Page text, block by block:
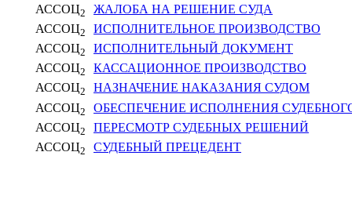
АССОЦ2
ЖАЛОБА НА РЕШЕНИЕ СУДА
АССОЦ2
ИСПОЛНИТЕЛЬНОЕ ПРОИЗВОДСТВО
АССОЦ2
ИСПОЛНИТЕЛЬНЫЙ ДОКУМЕНТ
АССОЦ2
КАССАЦИОННОЕ ПРОИЗВОДСТВО
АССОЦ2
НАЗНАЧЕНИЕ НАКАЗАНИЯ СУДОМ
АССОЦ2
ОБЕСПЕЧЕНИЕ ИСПОЛНЕНИЯ
АССОЦ2
ПЕРЕСМОТР СУДЕБНЫХ РЕШЕНИЙ
АССОЦ2 СУДЕБНЫЙ ПРЕЦЕДЕНТ